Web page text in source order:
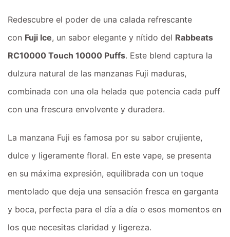
Redescubre el poder de una calada refrescante
con Fuji Ice, un sabor elegante y nítido del Rabbeats
RC10000 Touch 10000 Puffs. Este blend captura la
dulzura natural de las manzanas Fuji maduras,
combinada con una ola helada que potencia cada puff
con una frescura envolvente y duradera.
La manzana Fuji es famosa por su sabor crujiente,
dulce y ligeramente floral. En este vape, se presenta
en su máxima expresión, equilibrada con un toque
mentolado que deja una sensación fresca en garganta
y boca, perfecta para el día a día o esos momentos en
los que necesitas claridad y ligereza.